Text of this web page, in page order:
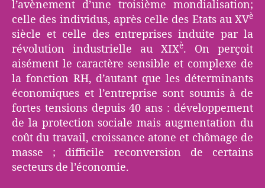
l’avènement d’une troisième mondialisation;
celle des individus, après celle des Etats au XVè
siècle et celle des entreprises induite par la
révolution industrielle au XIXè. On perçoit
aisément le caractère sensible et complexe de
la fonction RH, d’autant que les déterminants
économiques et l’entreprise sont soumis à de
fortes tensions depuis 40 ans : développement
de la protection sociale mais augmentation du
coût du travail, croissance atone et chômage de
masse ; difficile reconversion de certains
secteurs de l’économie.